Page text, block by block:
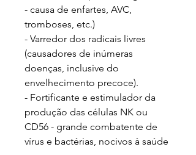
- causa de enfartes, AVC,
tromboses, etc.)
- Varredor dos radicais livres
(causadores de inúmeras
doenças, inclusive do
envelhecimento precoce).
- Fortificante e estimulador da
produção das células NK ou
CD56 - grande combatente de
vírus e bactérias, nocivos à saúde